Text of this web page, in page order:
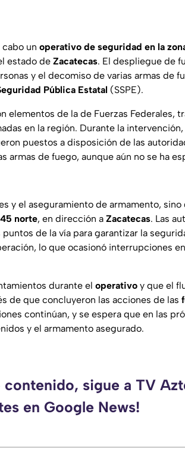
cabo un operativo de seguridad en la
estado de Zacatecas. El despliegue de
y el decomiso de varias armas de
Pública Estatal (SSPE).
elementos de la de Fuerzas Federales,
en la región. Durante la intervención,
puestos a disposición de las
armas de fuego, aunque aún no se ha
y el aseguramiento de armamento, sino
45 norte, en dirección a Zacatecas. Las
de la vía para garantizar la
lo que ocasionó interrupciones
durante el operativo y que el
de que concluyeron las acciones de las
continúan, y se espera que en las
y el armamento asegurado.
contenido, sigue a TV
en Google News!